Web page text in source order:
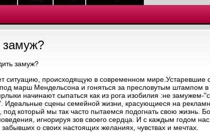
замуж?
замуж?
ситуацию, происходящую в современном мире.Устаревшие
марш Мендельсона и гоняться за пресловутым штампом в
начинают сыпаться как из рога изобилия :не замужем-
Идеальные сцены семейной жизни, красующиеся на
который мы так часто пытаемся подогнать свою жизнь.
игнорируя зов своего сердца. И с каждым годом
о своих настоящих желаниях, чувствах и мечтах.